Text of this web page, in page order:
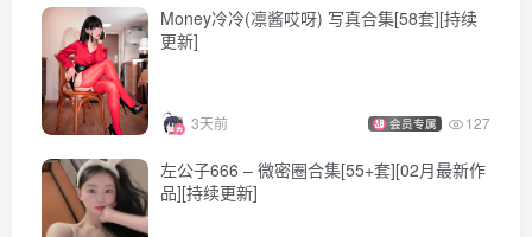
[ROSI写真]口罩系列 2026.02.14 NO.3534 [99P231MB]
[ROSI写真]口罩系列 2026.02.13 NO.3533 [75P754MB]
[ROSI写真]口罩系列 2026.02.12 NO.3532 [55P104MB]
[ROSI写真]口罩系列 2026.02.11 NO.3531 [97P1.02GB]
[ROSI写真]口罩系列 2026.02.10 NO.3530 [112P258MB]
[ROSI写真]口罩系列 2026.02.08 NO.3528 [88P197MB]
Money冷冷(凛酱哎呀) 写真合集[58套][持续
更新]
3天前 会员专属 127
左公子666 – 微密圈合集[55+套][02月最新作
品][持续更新]